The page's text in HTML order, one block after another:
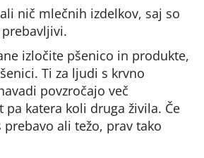
nič mlečnih izdelkov, saj so
izločite pšenico in produkte,
Ti za ljudi s krvno
povzročajo več
pa katera koli druga živila. Če
prebavo ali težo, prav tako